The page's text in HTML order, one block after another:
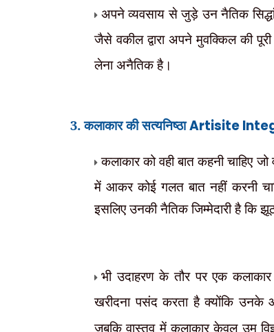
अपने व्यवसाय से जुड़े उन नैतिक
जैसे वकील द्वारा अपने मुवक्किल की
लेना अनैतिक है।
3. कलाकार की सत्यनिष्ठाArtisite
कलाकार को वही बात कहनी चाहिए
में आकर कोई गलत बात नहीं करनी
इसलिए उनकी नैतिक जिम्मेदारी है कि
भी उदाहरण के तौर पर एक
खरीदना पसंद करता है क्योंकि उनके
जबकि वास्तव में कलाकार केवल उम